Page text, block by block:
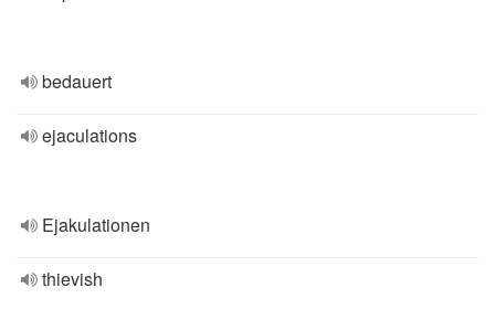
bedauert
ejaculations
Ejakulationen
thievish